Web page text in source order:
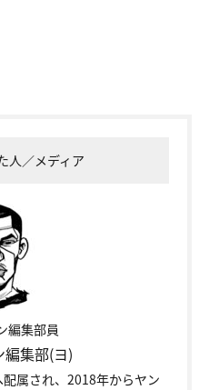
人／メディア
編集部員
集部(ヨ)
属され、2018年からヤン